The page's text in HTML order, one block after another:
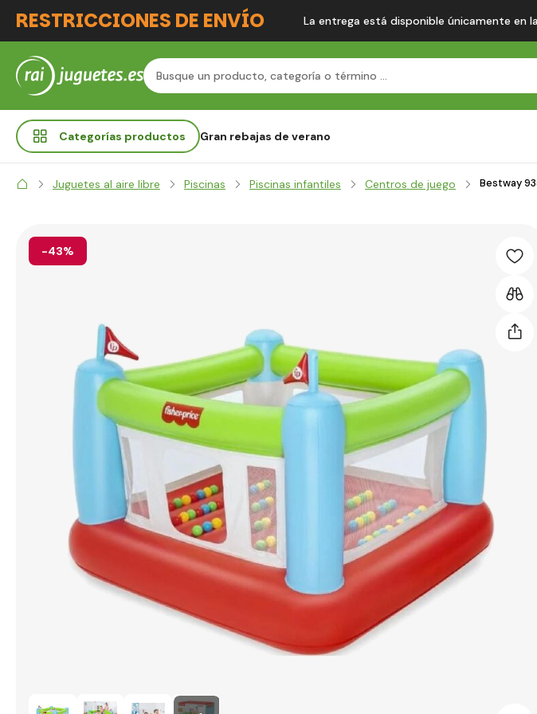
RESTRICCIONES DE ENVÍO La entrega está disponible únicamente en
Categorías productos Gran rebajas de verano
Juguetes al aire libre Piscinas Piscinas infantiles Centros de juego Bestway
-43%